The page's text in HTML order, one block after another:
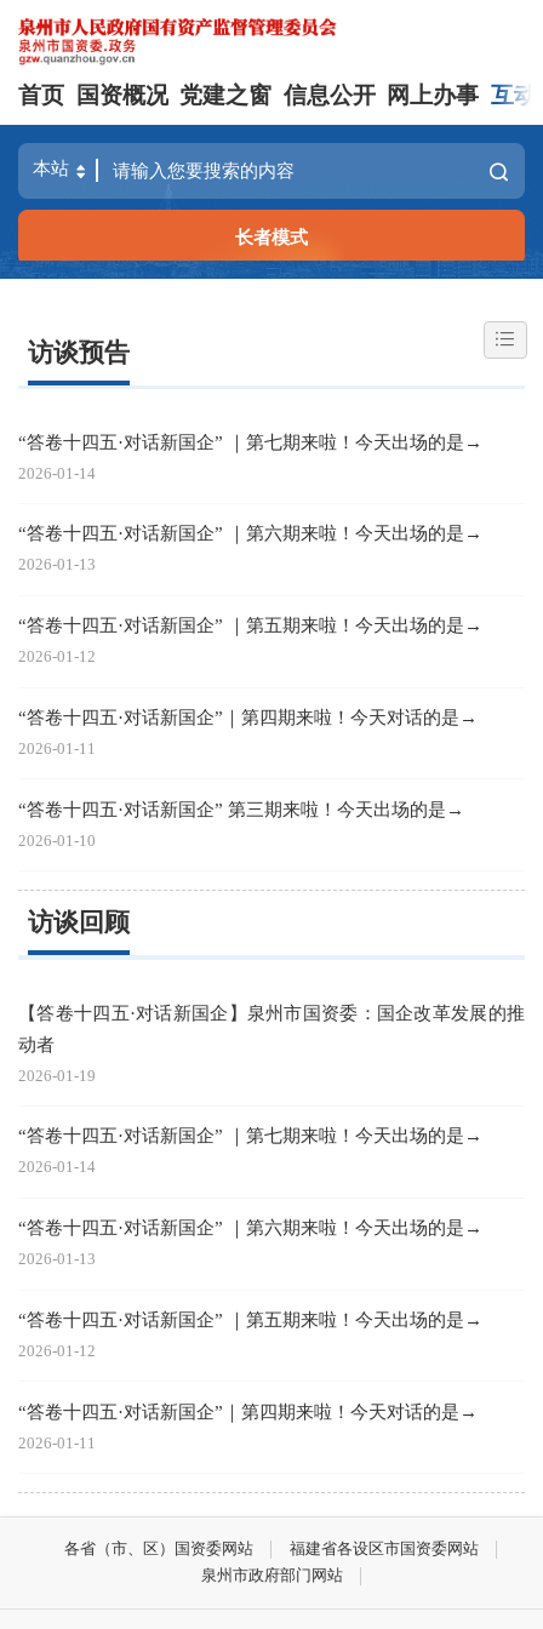
首页 国资概况 党建之窗 信息公开 网上办事 互动
长者模式
访谈预告
“答卷十四五·对话新国企” ｜第七期来啦！今天出场的是→
2026-01-14
“答卷十四五·对话新国企” ｜第六期来啦！今天出场的是→
2026-01-13
“答卷十四五·对话新国企” ｜第五期来啦！今天出场的是→
2026-01-12
“答卷十四五·对话新国企”｜第四期来啦！今天对话的是→
2026-01-11
“答卷十四五·对话新国企” 第三期来啦！今天出场的是→
2026-01-10
访谈回顾
【答卷十四五·对话新国企】泉州市国资委：国企改革发展的推
动者
2026-01-19
“答卷十四五·对话新国企” ｜第七期来啦！今天出场的是→
2026-01-14
“答卷十四五·对话新国企” ｜第六期来啦！今天出场的是→
2026-01-13
“答卷十四五·对话新国企” ｜第五期来啦！今天出场的是→
2026-01-12
“答卷十四五·对话新国企”｜第四期来啦！今天对话的是→
2026-01-11
各省（市、区）国资委网站
福建省各设区市国资委网站
泉州市政府部门网站